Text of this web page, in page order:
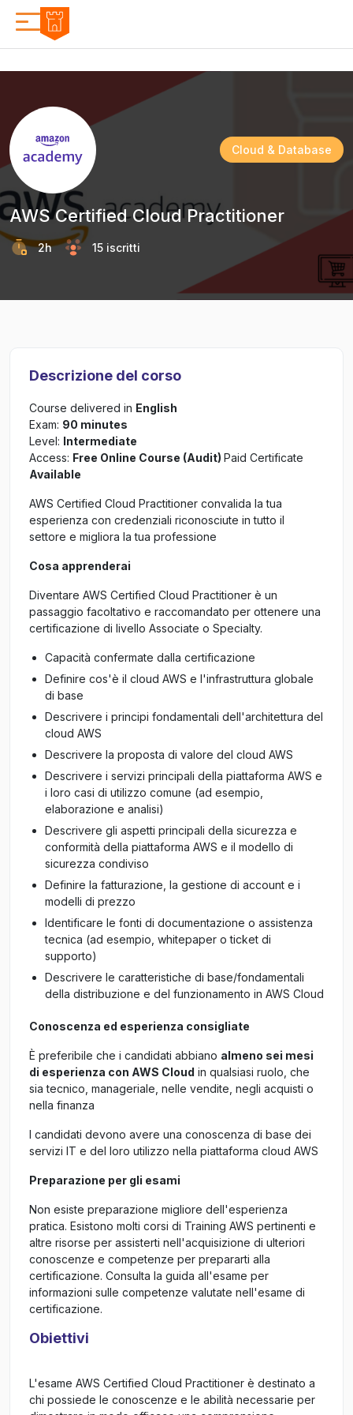
Cloud & Database
AWS Certified Cloud Practitioner
2h 15 iscritti
Descrizione del corso
Course delivered in English
Exam: 90 minutes
Level: Intermediate
Access: Free Online Course (Audit) Paid Certificate
Available
AWS Certified Cloud Practitioner convalida la tua
esperienza con credenziali riconosciute in tutto il
settore e migliora la tua professione
Cosa apprenderai
Diventare AWS Certified Cloud Practitioner è un
passaggio facoltativo e raccomandato per ottenere una
certificazione di livello Associate o Specialty.
Capacità confermate dalla certificazione
Definire cos'è il cloud AWS e l'infrastruttura globale
di base
Descrivere i principi fondamentali dell'architettura del
cloud AWS
Descrivere la proposta di valore del cloud AWS
Descrivere i servizi principali della piattaforma AWS e
i loro casi di utilizzo comune (ad esempio,
elaborazione e analisi)
Descrivere gli aspetti principali della sicurezza e
conformità della piattaforma AWS e il modello di
sicurezza condiviso
Definire la fatturazione, la gestione di account e i
modelli di prezzo
Identificare le fonti di documentazione o assistenza
tecnica (ad esempio, whitepaper o ticket di
supporto)
Descrivere le caratteristiche di base/fondamentali
della distribuzione e del funzionamento in AWS Cloud
Conoscenza ed esperienza consigliate
È preferibile che i candidati abbiano almeno sei mesi
di esperienza con AWS Cloud in qualsiasi ruolo, che
sia tecnico, manageriale, nelle vendite, negli acquisti o
nella finanza
I candidati devono avere una conoscenza di base dei
servizi IT e del loro utilizzo nella piattaforma cloud AWS
Preparazione per gli esami
Non esiste preparazione migliore dell'esperienza
pratica. Esistono molti corsi di Training AWS pertinenti e
altre risorse per assisterti nell'acquisizione di ulteriori
conoscenze e competenze per prepararti alla
certificazione. Consulta la guida all'esame per
informazioni sulle competenze valutate nell'esame di
certificazione.
Obiettivi
L'esame AWS Certified Cloud Practitioner è destinato a
chi possiede le conoscenze e le abilità necessarie per